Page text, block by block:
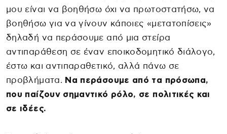
μου είναι να βοηθήσω όχι να πρωτοστατήσω, να
βοηθήσω για να γίνουν κάποιες «μετατοπίσεις»
δηλαδή να περάσουμε από μια στείρα
αντιπαράθεση σε έναν εποικοδομητικό διάλογο,
έστω και αντιπαραθετικό, αλλά πάνω σε
προβλήματα. Να περάσουμε από τα πρόσωπα,
που παίζουν σημαντικό ρόλο, σε πολιτικές και
σε ιδέες.